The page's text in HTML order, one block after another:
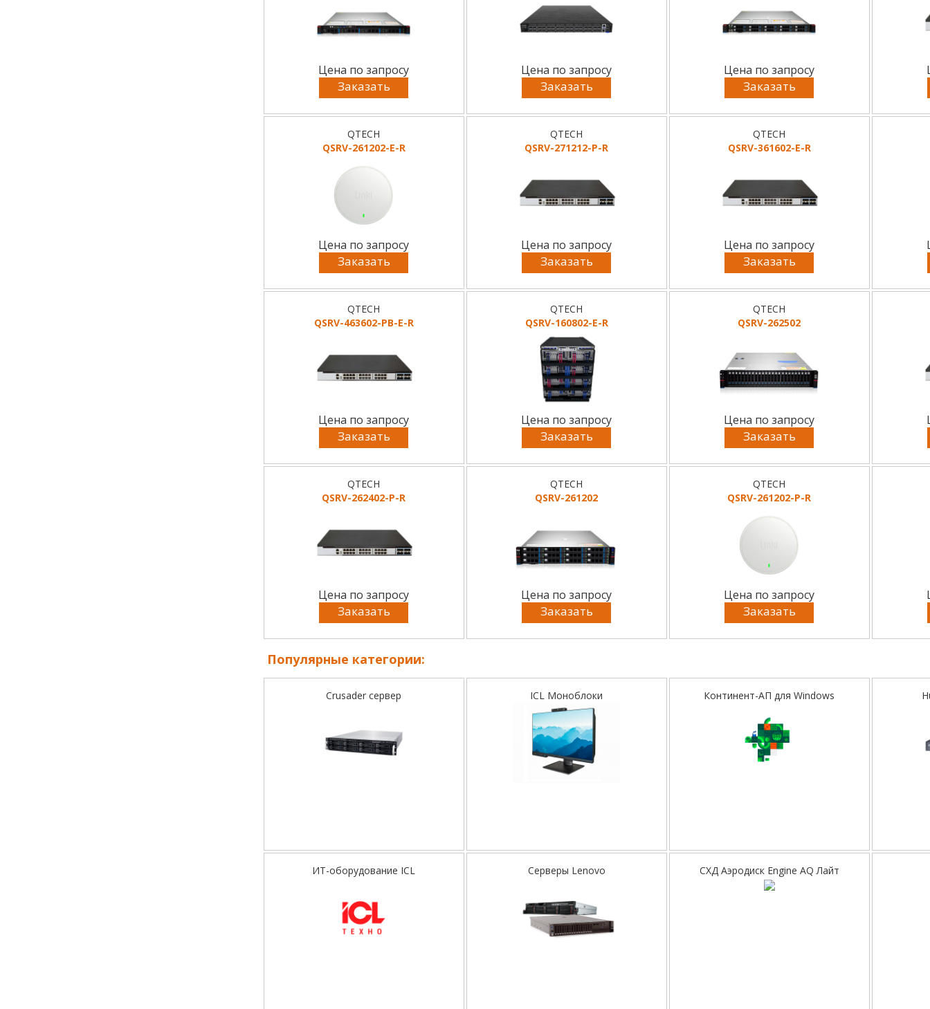
Цена по запросу
Заказать
Цена по запросу
Заказать
Цена по запросу
Заказать
QTECH
QSRV-261202-E-R
Цена по запросу
Заказать
QTECH
QSRV-271212-P-R
Цена по запросу
Заказать
QTECH
QSRV-361602-E-R
Цена по запросу
Заказать
QTECH
QSRV-463602-PB-E-R
Цена по запросу
Заказать
QTECH
QSRV-160802-E-R
Цена по запросу
Заказать
QTECH
QSRV-262502
Цена по запросу
Заказать
QTECH
QSRV-262402-P-R
Цена по запросу
Заказать
QTECH
QSRV-261202
Цена по запросу
Заказать
QTECH
QSRV-261202-P-R
Цена по запросу
Заказать
Популярные категории:
Crusader сервер ICL Моноблоки Континент-АП для Windows
ИТ-оборудование ICL Серверы Lenovo СХД Аэродиск Engine AQ Лайт